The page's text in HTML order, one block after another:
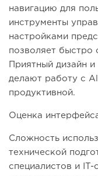
навигацию для
инструменты
настройками
позволяет быстро
Приятный дизайн
делают работу с
продуктивной.
Оценка
Сложность
технической
специалистов и IT-